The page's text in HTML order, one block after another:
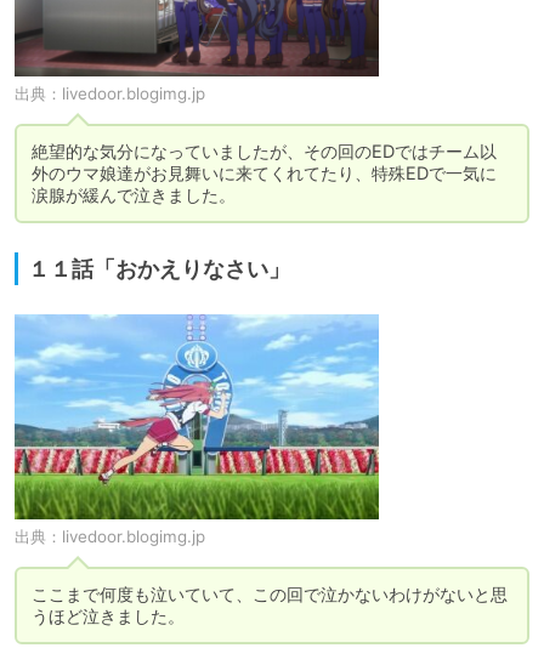
出典： livedoor.blogimg.jp
絶望的な気分になっていましたが、その回のEDではチーム以
外のウマ娘達がお見舞いに来てくれてたり、特殊EDで一気に
涙腺が緩んで泣きました。
１１話「おかえりなさい」
出典： livedoor.blogimg.jp
ここまで何度も泣いていて、この回で泣かないわけがないと思
うほど泣きました。